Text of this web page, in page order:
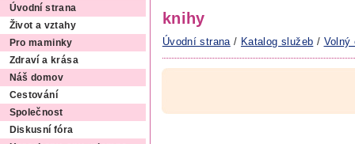
Úvodní strana
Život a vztahy
Pro maminky
Zdraví a krása
Náš domov
Cestování
Společnost
Diskusní fóra
knihy
Úvodní strana / Katalog služeb / Volný